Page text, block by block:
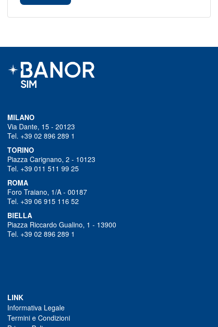
MILANO
Via Dante, 15 - 20123
Tel. +39 02 896 289 1
TORINO
Piazza Carignano, 2 - 10123
Tel. +39 011 511 99 25
ROMA
Foro Traiano, 1/A - 00187
Tel. +39 06 915 116 52
BIELLA
Piazza Riccardo Gualino, 1 - 13900
Tel. +39 02 896 289 1
LINK
Informativa Legale
Termini e Condizioni